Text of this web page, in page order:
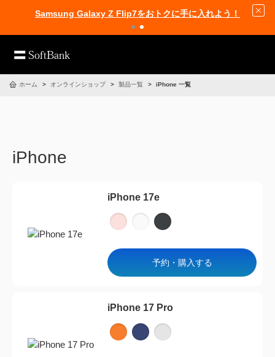
Samsung Galaxy Z Flip7をおトクに手に入れよう！
ホーム オンラインショップ 製品一覧 iPhone 一覧
iPhone
iPhone 17e
予約・購入する
iPhone 17 Pro